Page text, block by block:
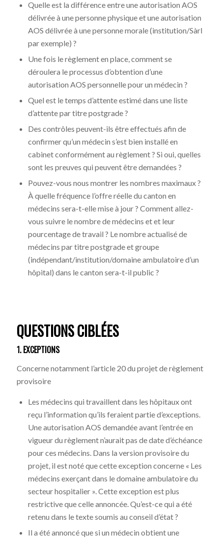
Quelle est la différence entre une autorisation AOS
délivrée à une personne physique et une autorisation
AOS délivrée à une personne morale (institution/Sàrl
par exemple) ?
Une fois le règlement en place, comment se
déroulera le processus d’obtention d’une
autorisation AOS personnelle pour un médecin ?
Quel est le temps d’attente estimé dans une liste
d’attente par titre postgrade ?
Des contrôles peuvent-ils être effectués afin de
confirmer qu’un médecin s’est bien installé en
cabinet conformément au règlement ? Si oui, quelles
sont les preuves qui peuvent être demandées ?
Pouvez-vous nous montrer les nombres maximaux ?
À quelle fréquence l’offre réelle du canton en
médecins sera-t-elle mise à jour ? Comment allez-
vous suivre le nombre de médecins et et leur
pourcentage de travail ? Le nombre actualisé de
médecins par titre postgrade et groupe
(indépendant/institution/domaine ambulatoire d’un
hôpital) dans le canton sera-t-il public ?
QUESTIONS CIBLÉES
1. EXCEPTIONS
Concerne notamment l’article 20 du projet de règlement
provisoire
Les médecins qui travaillent dans les hôpitaux ont
reçu l’information qu’ils feraient partie d’exceptions.
Une autorisation AOS demandée avant l’entrée en
vigueur du règlement n’aurait pas de date d’échéance
pour ces médecins. Dans la version provisoire du
projet, il est noté que cette exception concerne « Les
médecins exerçant dans le domaine ambulatoire du
secteur hospitalier ». Cette exception est plus
restrictive que celle annoncée. Qu’est-ce qui a été
retenu dans le texte soumis au conseil d’état ?
Il a été annoncé que si un médecin obtient une